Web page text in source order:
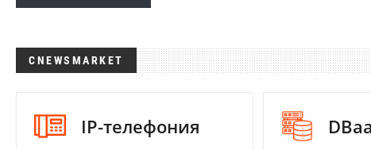
CNEWSMARKET
IP-телефония